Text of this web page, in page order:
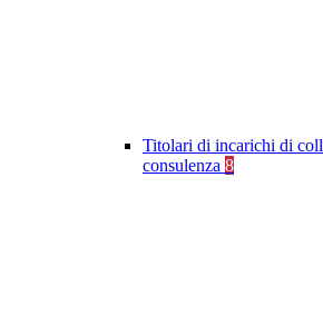
Titolari di incarichi di
consulenza 8